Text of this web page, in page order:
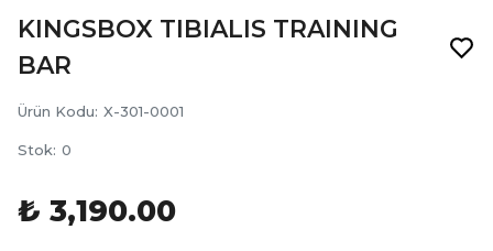
KINGSBOX TIBIALIS TRAINING
BAR
Ürün Kodu: X-301-0001
Stok: 0
₺ 3,190.00